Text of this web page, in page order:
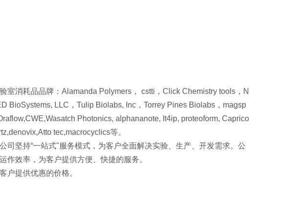
室消耗品品牌：Alamanda Polymers， cstti，Click Chemistry tools，N
BioSystems, LLC，Tulip Biolabs, Inc，Torrey Pines Biolabs，magsp
Photonics, alphananote, It4ip, proteoform, Caprico
tec,macrocyclics等。
司坚持“一站式"服务模式，为客户全面解决实验、生产、开发需求。公
作效率，为客户提供方便、快捷的服务。
户提供优惠的价格。